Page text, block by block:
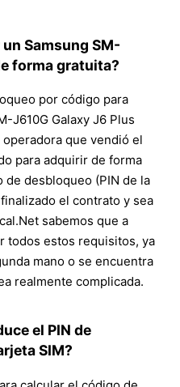
Samsung SM-
forma gratuita?
por código para
J610G Galaxy J6 Plus
que vendió el
para adquirir de forma
desbloqueo (PIN de la
el contrato y sea
sabemos que a
todos estos requisitos, ya
mano o se encuentra
realmente complicada.
el PIN de
SIM?